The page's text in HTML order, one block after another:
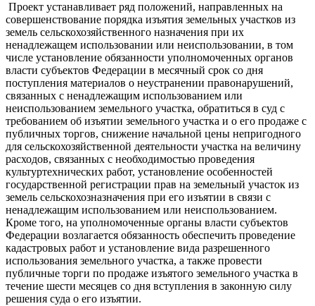
Проект устанавливает ряд положений, направленных на
совершенствование порядка изъятия земельных участков из
земель сельскохозяйственного назначения при их
ненадлежащем использовании или неиспользовании, в том
числе установление обязанности уполномоченных органов
власти субъектов Федерации в месячный срок со дня
поступления материалов о неустранении правонарушений,
связанных с ненадлежащим использованием или
неиспользованием земельного участка, обратиться в суд с
требованием об изъятии земельного участка и о его продаже с
публичных торгов, снижение начальной цены непригодного
для сельскохозяйственной деятельности участка на величину
расходов, связанных с необходимостью проведения
культуртехнических работ, установление особенностей
государственной регистрации прав на земельный участок из
земель сельскохозназначения при его изъятии в связи с
ненадлежащим использованием или неиспользованием.
Кроме того, на уполномоченные органы власти субъектов
Федерации возлагается обязанность обеспечить проведение
кадастровых работ и установление вида разрешенного
использования земельного участка, а также провести
публичные торги по продаже изъятого земельного участка в
течение шести месяцев со дня вступления в законную силу
решения суда о его изъятии.